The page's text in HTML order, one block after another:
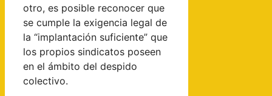
otro, es posible reconocer que
se cumple la exigencia legal de
la “implantación suficiente” que
los propios sindicatos poseen
en el ámbito del despido
colectivo.